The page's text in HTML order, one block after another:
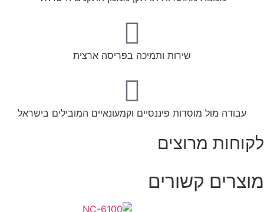
שירות ותמיכה בפריסה ארצית
עבודה מול מוסדות פיננסיים וקמעונאיים המובילים בישראל
לקוחות מרוצים
מוצרים קשורים